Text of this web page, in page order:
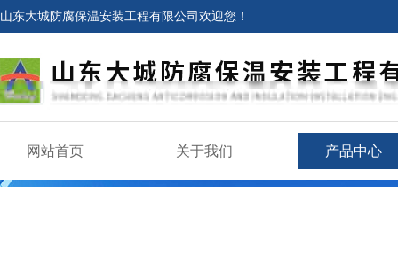
山东大城防腐保温安装工程有限公司欢迎您！
网站首页 关于我们 产品中心